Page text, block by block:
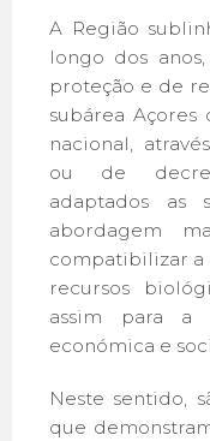
A Região
longo dos
proteção e de
subárea Açores
nacional,
ou de
adaptados as
abordagem
compatibilizar a
recursos
assim para a
económica e
Neste sentido,
que